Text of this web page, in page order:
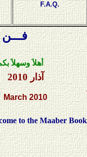
F.A.Q.
فـــن
أهلاَ وسهلاَ بكم في
آذار 2010
March2010
to the Maaber Bookshop